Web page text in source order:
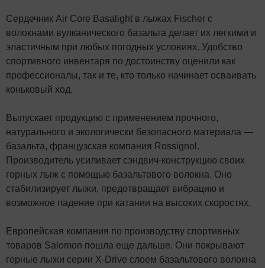
Сердечник Air Core Basalight в лыжах Fischer с
волокнами вулканического базальта делает их легкими и
эластичным при любых погодных условиях. Удобство
спортивного инвентаря по достоинству оценили как
профессионалы, так и те, кто только начинает осваивать
коньковый ход.
Выпускает продукцию с применением прочного,
натурального и экологически безопасного материала —
базальта, французская компания Rossignol.
Производитель усиливает сэндвич-конструкцию своих
горных лыж с помощью базальтового волокна. Оно
стабилизирует лыжи, предотвращает вибрацию и
возможное падение при катании на высоких скоростях.
Европейская компания по производству спортивных
товаров Salomon пошла еще дальше. Они покрывают
горные лыжи серии Х-Drive слоем базальтового волокна